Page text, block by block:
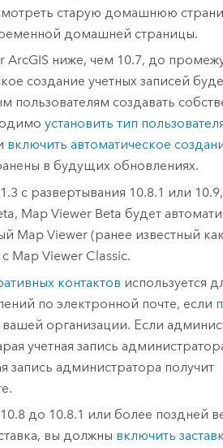
старую домашнюю
домашней страницы.
ArcGIS ниже, чем 10.7, до
создание учетных записей
создавать
установить тип
включить автоматическое
в будущих обновлениях.
с развертывания 10.8.1 или
, Map Viewer Beta будет
Map Viewer(ранее известный как
Map Viewer Classic.
контактов используется
по электронной почте, если
вашей организации. Если
учетная запись
запись администратора получит
до 10.8.1 или более поздней
вы должны включить